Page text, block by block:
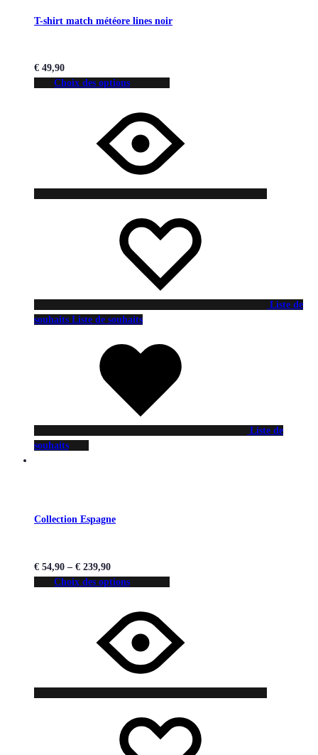
T-shirt match météore lines noir
€ 49,90
Choix des options
Liste de
souhaits Liste de souhaits
Liste de
souhaits
Collection Espagne
€ 54,90 – € 239,90
Choix des options